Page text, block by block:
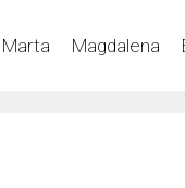
Magdalena